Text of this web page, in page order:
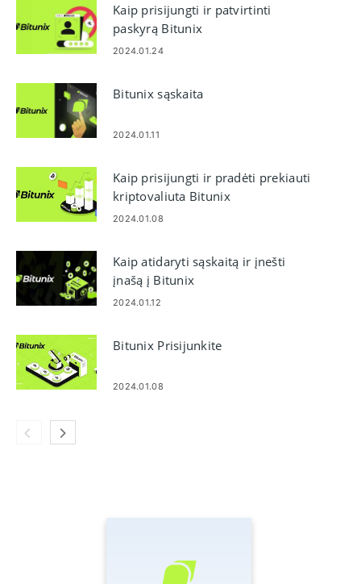
Kaip prisijungti ir patvirtinti
paskyrą Bitunix
2024.01.24
Bitunix sąskaita
2024.01.11
Kaip prisijungti ir pradėti prekiauti
kriptovaliuta Bitunix
2024.01.08
Kaip atidaryti sąskaitą ir įnešti
įnašą į Bitunix
2024.01.12
Bitunix Prisijunkite
2024.01.08